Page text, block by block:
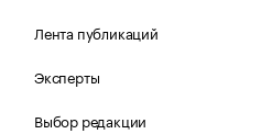
Лента публикаций
Эксперты
Выбор редакции